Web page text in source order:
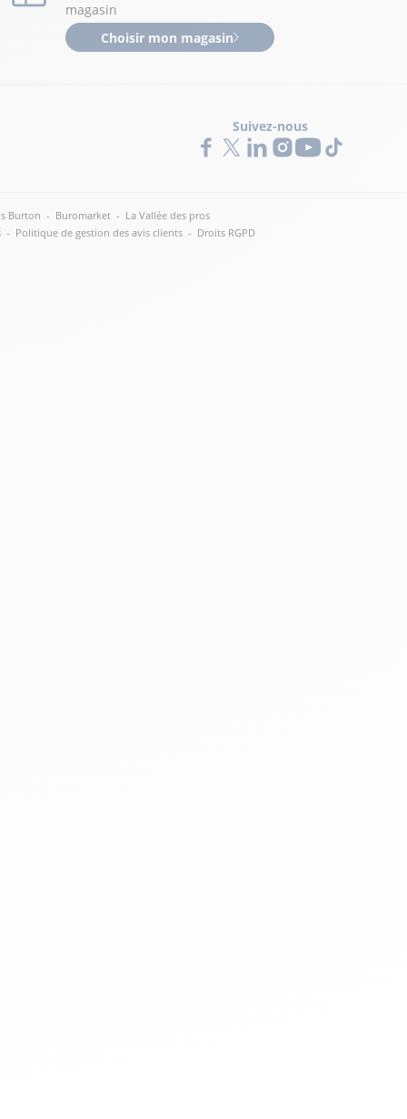
magasin
Choisir mon magasin
Suivez-nous
Burton - Buromarket - La Vallée des pros
- Politique de gestion des avis clients - Droits RGPD